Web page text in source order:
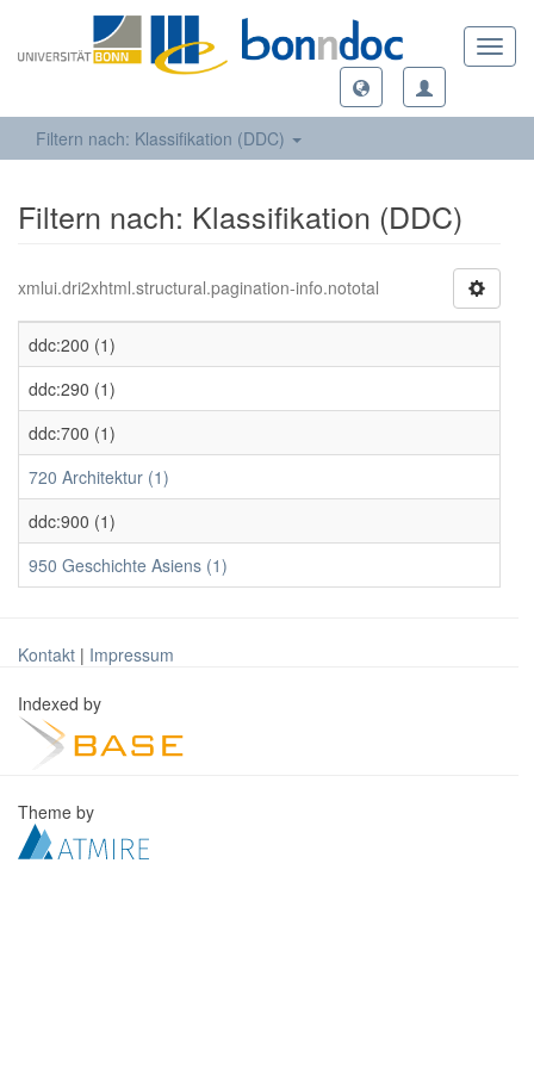
Filtern nach: Klassifikation (DDC)
Filtern nach: Klassifikation (DDC)
xmlui.dri2xhtml.structural.pagination-info.nototal
ddc:200 (1)
ddc:290 (1)
ddc:700 (1)
720 Architektur (1)
ddc:900 (1)
950 Geschichte Asiens (1)
Kontakt | Impressum
Indexed by
Theme by